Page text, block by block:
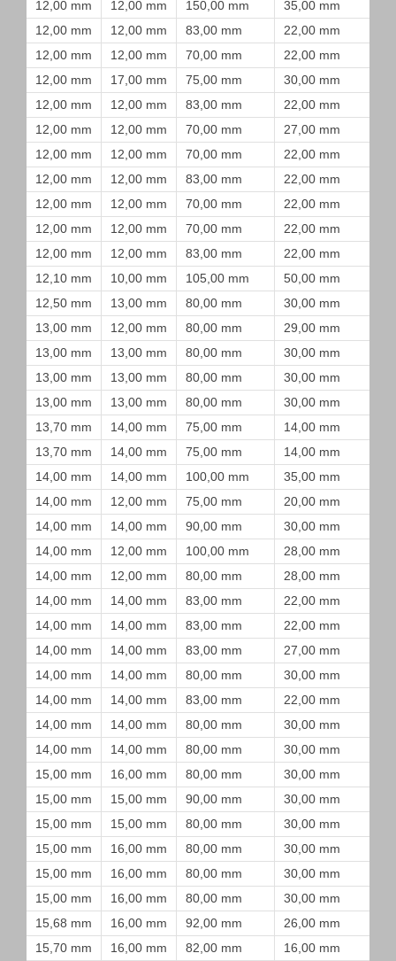
12,00 mm
12,00 mm 150,00 mm
35,00 mm
12,00 mm
12,00 mm 83,00 mm
22,00 mm
12,00 mm
12,00 mm 70,00 mm
22,00 mm
12,00 mm
17,00 mm 75,00 mm
30,00 mm
12,00 mm
12,00 mm 83,00 mm
22,00 mm
12,00 mm
12,00 mm 70,00 mm
27,00 mm
12,00 mm
12,00 mm 70,00 mm
22,00 mm
12,00 mm
12,00 mm 83,00 mm
22,00 mm
12,00 mm
12,00 mm 70,00 mm
22,00 mm
12,00 mm
12,00 mm 70,00 mm
22,00 mm
12,00 mm
12,00 mm 83,00 mm
22,00 mm
12,10 mm
10,00 mm 105,00 mm
50,00 mm
12,50 mm
13,00 mm 80,00 mm
30,00 mm
13,00 mm
12,00 mm 80,00 mm
29,00 mm
13,00 mm
13,00 mm 80,00 mm
30,00 mm
13,00 mm
13,00 mm 80,00 mm
30,00 mm
13,00 mm
13,00 mm 80,00 mm
30,00 mm
13,70 mm
14,00 mm 75,00 mm
14,00 mm
13,70 mm
14,00 mm 75,00 mm
14,00 mm
14,00 mm
14,00 mm 100,00 mm
35,00 mm
14,00 mm
12,00 mm 75,00 mm
20,00 mm
14,00 mm
14,00 mm 90,00 mm
30,00 mm
14,00 mm
12,00 mm 100,00 mm
28,00 mm
14,00 mm
12,00 mm 80,00 mm
28,00 mm
14,00 mm
14,00 mm 83,00 mm
22,00 mm
14,00 mm
14,00 mm 83,00 mm
22,00 mm
14,00 mm
14,00 mm 83,00 mm
27,00 mm
14,00 mm
14,00 mm 80,00 mm
30,00 mm
14,00 mm
14,00 mm 83,00 mm
22,00 mm
14,00 mm
14,00 mm 80,00 mm
30,00 mm
14,00 mm
14,00 mm 80,00 mm
30,00 mm
15,00 mm
16,00 mm 80,00 mm
30,00 mm
15,00 mm
15,00 mm 90,00 mm
30,00 mm
15,00 mm
15,00 mm 80,00 mm
30,00 mm
15,00 mm
16,00 mm 80,00 mm
30,00 mm
15,00 mm
16,00 mm 80,00 mm
30,00 mm
15,00 mm
16,00 mm 80,00 mm
30,00 mm
15,68 mm
16,00 mm 92,00 mm
26,00 mm
15,70 mm
16,00 mm 82,00 mm 16,00 mm